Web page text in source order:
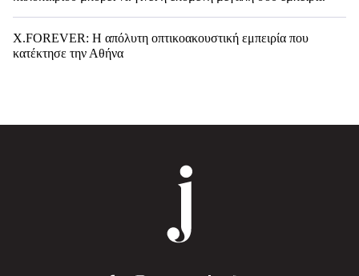
X.FOREVER: Η απόλυτη οπτικοακουστική εμπειρία που
κατέκτησε την Αθήνα